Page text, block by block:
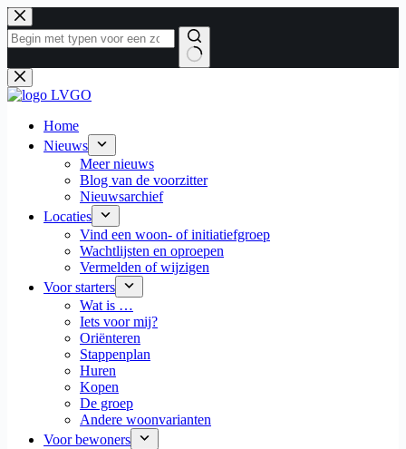
Ga
naar
de
Geen
resultaten
Home
Nieuws
Meer nieuws
Blog van de voorzitter
Nieuwsarchief
Locaties
Vind een woon- of initiatiefgroep
Wachtlijsten en oproepen
Vermelden of wijzigen
Voor starters
Wat is …
Iets voor mij?
Oriënteren
Stappenplan
Huren
Kopen
De groep
Andere woonvarianten
Voor bewoners